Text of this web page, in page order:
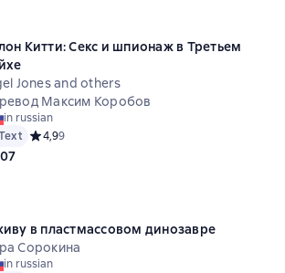
Китти: Секс и шпионаж в Третьем
Jones and others
Максим Коробов
in russian
Средний рейтинг 4,9 на основе 9 оценок
4,99
в пластмассовом динозавре
Сорокина
in russian